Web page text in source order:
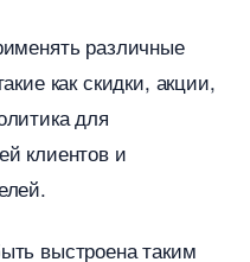
различные
как скидки, акции,
для
клиентов и
выстроена таким